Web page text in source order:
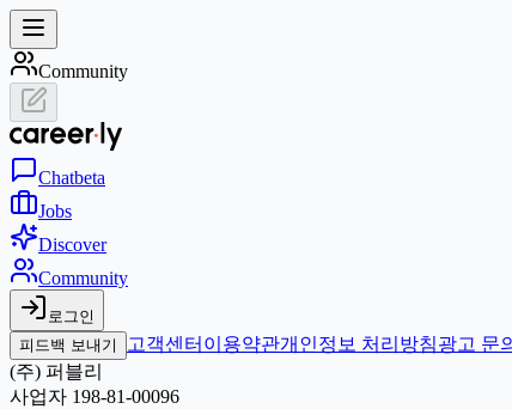
Community
Chatbeta
Jobs
Discover
Community
로그인
피드백 보내기
고객센터 이용약관개인정보 처리방침광고 문
(주) 퍼블리
사업자 198-81-00096